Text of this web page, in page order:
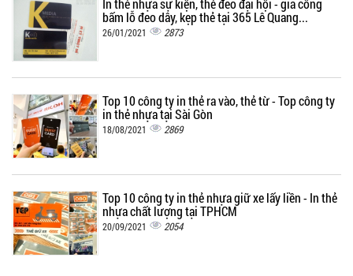
In thẻ nhựa sự kiện, thẻ đeo đại hội - gia công
bấm lỗ đeo dây, kẹp thẻ tại 365 Lê Quang...
26/01/2021 2873
Top 10 công ty in thẻ ra vào, thẻ từ - Top công ty
in thẻ nhựa tại Sài Gòn
18/08/2021 2869
Top 10 công ty in thẻ nhựa giữ xe lấy liền - In thẻ
nhựa chất lượng tại TPHCM
20/09/2021 2054